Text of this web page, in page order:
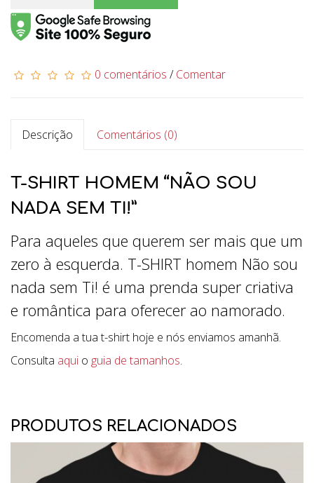
0 comentários /Comentar
Descrição Comentários (0)
T-SHIRT HOMEM “NÃO SOU
NADA SEM TI!”
Para aqueles que querem ser mais que um
zero à esquerda. T-SHIRT homem Não sou
nada sem Ti! é uma prenda super criativa
e romântica para oferecer ao namorado.
Encomenda a tua t-shirt hoje e nós enviamos amanhã.
Consulta aqui o guia de tamanhos.
PRODUTOS RELACIONADOS